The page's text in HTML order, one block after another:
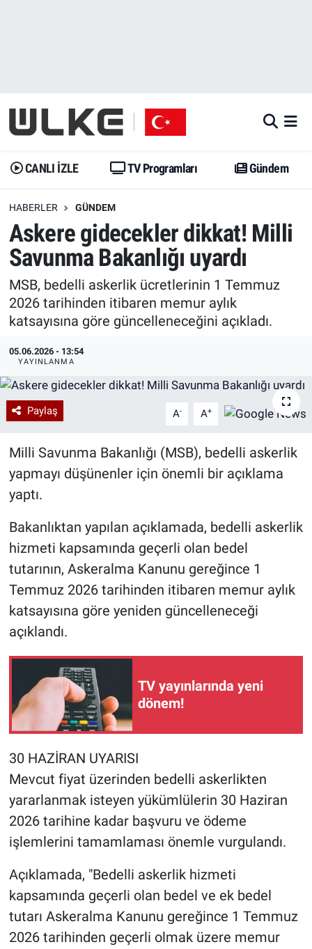
CANLI İZLE TV Programları Gündem
HABERLER GÜNDEM
Askere gidecekler dikkat! Milli
Savunma Bakanlığı uyardı
MSB, bedelli askerlik ücretlerinin 1 Temmuz
2026 tarihinden itibaren memur aylık
katsayısına göre güncelleneceğini açıkladı.
05.06.2026 - 13:54
YAYINLANMA
Paylaş A- A+
Milli Savunma Bakanlığı (MSB), bedelli askerlik
yapmayı düşünenler için önemli bir açıklama
yaptı.
Bakanlıktan yapılan açıklamada, bedelli askerlik
hizmeti kapsamında geçerli olan bedel
tutarının, Askeralma Kanunu gereğince 1
Temmuz 2026 tarihinden itibaren memur aylık
katsayısına göre yeniden güncelleneceği
açıklandı.
TV yayınlarında yeni
dönem!
30 HAZİRAN UYARISI
Mevcut fiyat üzerinden bedelli askerlikten
yararlanmak isteyen yükümlülerin 30 Haziran
2026 tarihine kadar başvuru ve ödeme
işlemlerini tamamlaması önemle vurgulandı.
Açıklamada, "Bedelli askerlik hizmeti
kapsamında geçerli olan bedel ve ek bedel
tutarı Askeralma Kanunu gereğince 1 Temmuz
2026 tarihinden geçerli olmak üzere memur
Gündem
Dünya
Erişim Bilgileri
Ekonomi
Trend
Gündem
Trend
Erişim Bilgileri
Spor
Ekonomi
Özel Haberler
Kadın
Erişim Bilgileri
Teknoloji
Ramazan
İstanbul Namaz Vakitleri
Trafik Durumu
Erişim Bilgileri
Tüm Manşetler
Son Dakika Haberleri